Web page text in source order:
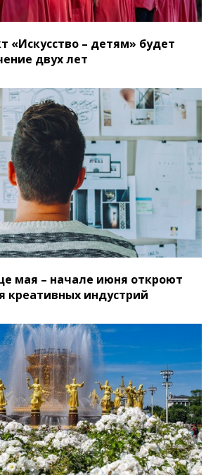
«Искусство – детям» будет
двух лет
мая – начале июня откроют
креативных индустрий